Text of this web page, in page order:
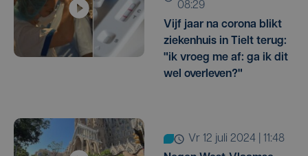
08:29
Vijf jaar na corona blikt
ziekenhuis in Tielt terug:
"ik vroeg me af: ga ik dit
wel overleven?"
vr 12 juli 2024 | 11:48